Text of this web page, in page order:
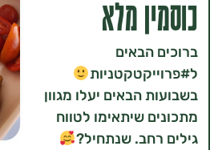
מלא
הבאים
הבאים יעלו מגוון
שיתאימו לטווח
שנתחיל?